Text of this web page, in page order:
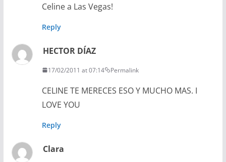
Celine a Las Vegas!
Reply
HECTOR DÍAZ
17/02/2011 at 07:14 Permalink
CELINE TE MERECES ESO Y MUCHO MAS. I
LOVE YOU
Reply
Clara